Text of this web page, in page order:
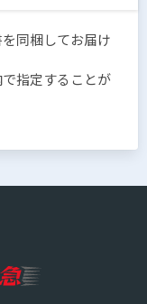
同梱してお届け
指定することが